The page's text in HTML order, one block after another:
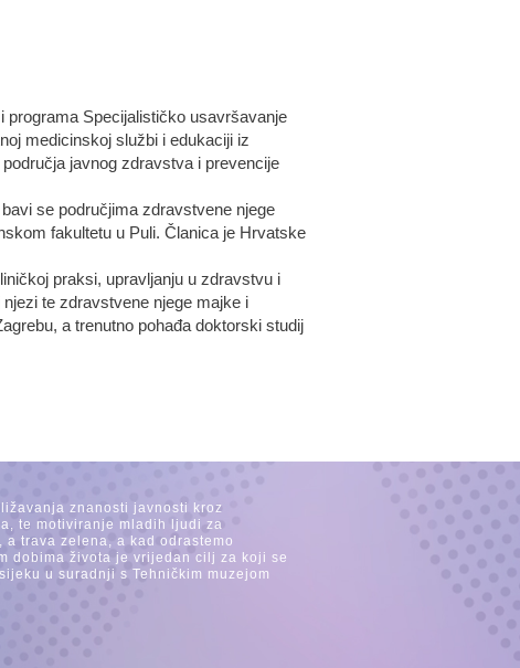
programa Specijalističko usavršavanje
medicinskoj službi i edukaciji iz
javnog zdravstva i prevencije
se područjima zdravstvene njege
fakultetu u Puli. Članica je Hrvatske
praksi, upravljanju u zdravstvu i
te zdravstvene njege majke i
a trenutno pohađa doktorski studij
znanosti javnosti kroz
te motiviranje mladih ljudi za
trava zelena, a kad odrastemo
dobima života je vrijedan cilj za koji se
u suradnji s Tehničkim muzejom